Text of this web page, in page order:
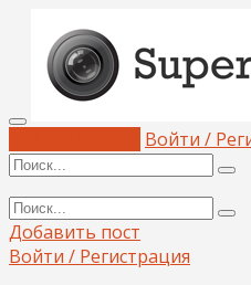
Войти /
Добавить пост
Войти / Регистрация